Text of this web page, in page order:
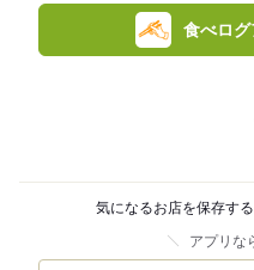
食べログ
気になるお店を保存す
アプリな